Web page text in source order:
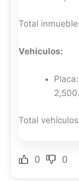
Total
Vehículos:
Placa:
Total
0 0